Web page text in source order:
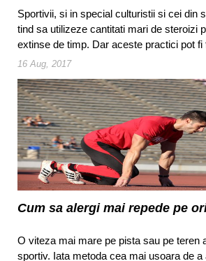
Sportivii, si in special culturistii si cei din
tind sa utilizeze cantitati mari de steroizi
extinse de timp. Dar aceste practici pot fi
16 Aug, 2017
Cum sa alergi mai repede pe
O viteza mai mare pe pista sau pe teren
sportiv. Iata metoda cea mai usoara de a